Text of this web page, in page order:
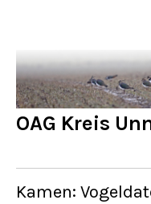
OAG Kreis
Kamen: